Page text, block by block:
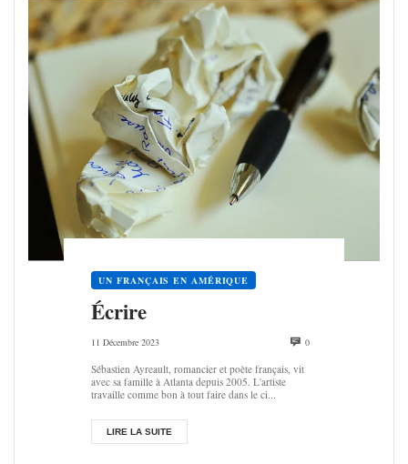
UN FRANÇAIS EN AMÉRIQUE
Écrire
11 Décembre 2023 0
Sébastien Ayreault, romancier et poète français, vit
avec sa famille à Atlanta depuis 2005. L'artiste
travaille comme bon à tout faire dans le ci...
LIRE LA SUITE